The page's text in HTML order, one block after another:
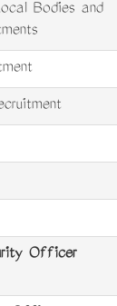
Bodies and
Officer